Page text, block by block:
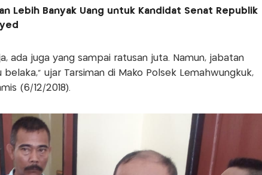
Lebih Banyak Uang untuk Kandidat Senat Republik
ada juga yang sampai ratusan juta. Namun, jabatan
ujar Tarsiman di Mako Polsek Lemahwungkuk,
(6/12/2018).